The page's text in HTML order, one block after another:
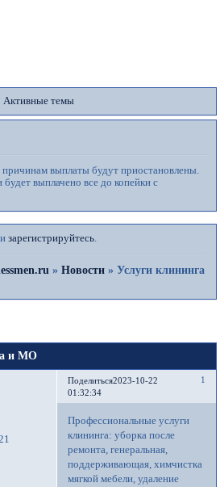
Активные темы
выплаты будут приостановлены.
выплачено все до копейки с
зарегистрируйтесь.
» Новости » Услуги клининга
и МО
Поделиться 1
2023-10-22
01:32:34
Профессиональные услуги
клининга: уборка после
ремонта, генеральная,
поддерживающая, химчистка
мягкой мебели, удаление